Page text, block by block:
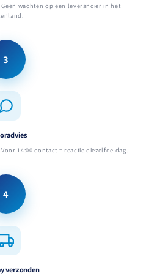
wachten op een leverancier in het
3
14:00 contact = reactie diezelfde dag.
4
verzonden